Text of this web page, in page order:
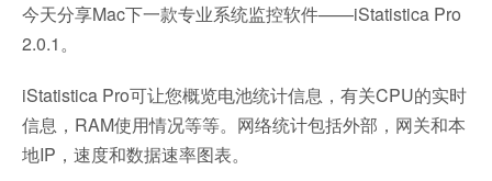
今天分享Mac下一款专业系统监控软件——iStatistica Pro
2.0.1。
iStatistica Pro可让您概览电池统计信息，有关CPU的实时
信息，RAM使用情况等等。网络统计包括外部，网关和本
地IP，速度和数据速率图表。